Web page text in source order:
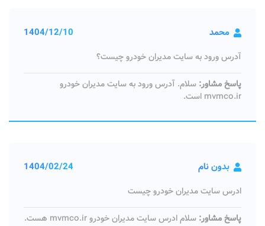
محمد 1404/12/10
آدرس ورود به سایت مدیران خودرو چیست؟
پاسخ مشاور: سلام. آدرس ورود به سایت مدیران خودرو
mvmco.ir است.
بدون نام 1404/02/24
ادرس سایت مدیران خودرو چیست
پاسخ مشاور: سلام ادرس سایت مدیران خودرو mvmco.ir هست.